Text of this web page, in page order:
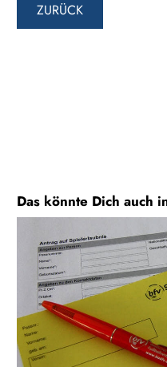
ZURÜCK
Das könnte Dich auch